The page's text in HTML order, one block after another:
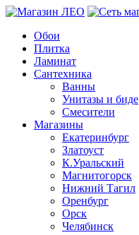
Обои
Плитка
Ламинат
Сантехника
Ванны
Унитазы и биде
Смесители
Магазины
Екатеринбург
Златоуст
К.Уральский
Магнитогорск
Нижний Тагил
Оренбург
Орск
Челябинск